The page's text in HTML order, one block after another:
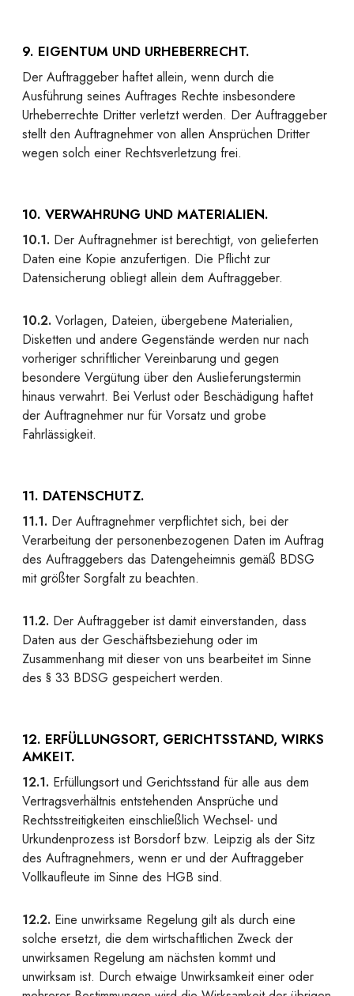
9. EIGENTUM UND URHEBERRECHT.
Der Auftraggeber haftet allein, wenn durch die
Ausführung seines Auftrages Rechte insbesondere
Urheberrechte Dritter verletzt werden. Der Auftraggeber
stellt den Auftragnehmer von allen Ansprüchen Dritter
wegen solch einer Rechtsverletzung frei.
10. VERWAHRUNG UND MATERIALIEN.
10.1. Der Auftragnehmer ist berechtigt, von gelieferten
Daten eine Kopie anzufertigen. Die Pflicht zur
Datensicherung obliegt allein dem Auftraggeber.
10.2. Vorlagen, Dateien, übergebene Materialien,
Disketten und andere Gegenstände werden nur nach
vorheriger schriftlicher Vereinbarung und gegen
besondere Vergütung über den Auslieferungstermin
hinaus verwahrt. Bei Verlust oder Beschädigung haftet
der Auftragnehmer nur für Vorsatz und grobe
Fahrlässigkeit.
11. DATENSCHUTZ.
11.1. Der Auftragnehmer verpflichtet sich, bei der
Verarbeitung der personenbezogenen Daten im Auftrag
des Auftraggebers das Datengeheimnis gemäß BDSG
mit größter Sorgfalt zu beachten.
11.2. Der Auftraggeber ist damit einverstanden, dass
Daten aus der Geschäftsbeziehung oder im
Zusammenhang mit dieser von uns bearbeitet im Sinne
des § 33 BDSG gespeichert werden.
12. ERFÜLLUNGSORT, GERICHTSSTAND, WIRKS
AMKEIT.
12.1. Erfüllungsort und Gerichtsstand für alle aus dem
Vertragsverhältnis entstehenden Ansprüche und
Rechtsstreitigkeiten einschließlich Wechsel- und
Urkundenprozess ist Borsdorf bzw. Leipzig als der Sitz
des Auftragnehmers, wenn er und der Auftraggeber
Vollkaufleute im Sinne des HGB sind.
12.2. Eine unwirksame Regelung gilt als durch eine
solche ersetzt, die dem wirtschaftlichen Zweck der
unwirksamen Regelung am nächsten kommt und
unwirksam ist. Durch etwaige Unwirksamkeit einer oder